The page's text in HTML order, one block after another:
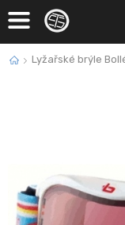
Lyžařské brýle